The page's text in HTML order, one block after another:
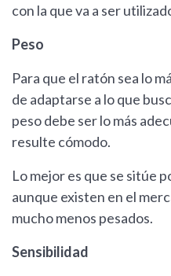
con la que va a ser
Peso
Para que el ratón sea lo
de adaptarse a lo que
peso debe ser lo más
resulte cómodo.
Lo mejor es que se sitúe
aunque existen en el
mucho menos pesados.
Sensibilidad